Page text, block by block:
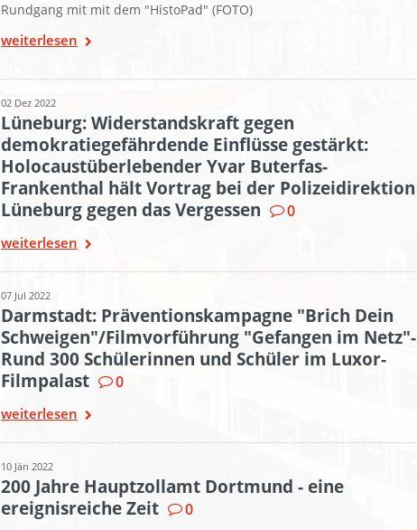
Rundgang mit mit dem "HistoPad" (FOTO)
weiterlesen
02 Dez 2022
Lüneburg: Widerstandskraft gegen
demokratiegefährdende Einflüsse gestärkt:
Holocaustüberlebender Yvar Buterfas-
Frankenthal hält Vortrag bei der Polizeidirektion
Lüneburg gegen das Vergessen
0
weiterlesen
07 Jul 2022
Darmstadt: Präventionskampagne "Brich Dein
Schweigen"/Filmvorführung "Gefangen im Netz"-
Rund 300 Schülerinnen und Schüler im Luxor-
Filmpalast
0
weiterlesen
10 Jän 2022
200 Jahre Hauptzollamt Dortmund - eine
ereignisreiche Zeit
0